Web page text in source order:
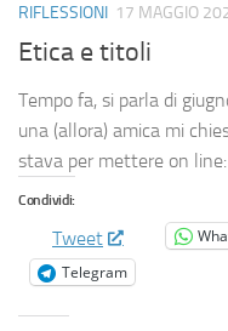
RIFLESSIONI 17 MAGGIO
Etica e titoli
Tempo fa, si parla di
una (allora) amica mi
stava per mettere on line:
Condividi:
Tweet
Telegram